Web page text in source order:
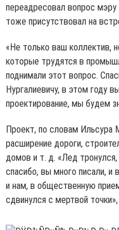
переадресовал вопрос
тоже присутствовал на
«Не только ваш коллектив,
которые трудятся в
поднимали этот вопрос.
Нургалиевичу, в этом году
проектирование, мы будем
Проект, по словам Ильсура
расширение дороги,
домов и т. д. «Лед
спасибо, вы много писали, и
и нам, в общественную
сдвинулся с мертвой